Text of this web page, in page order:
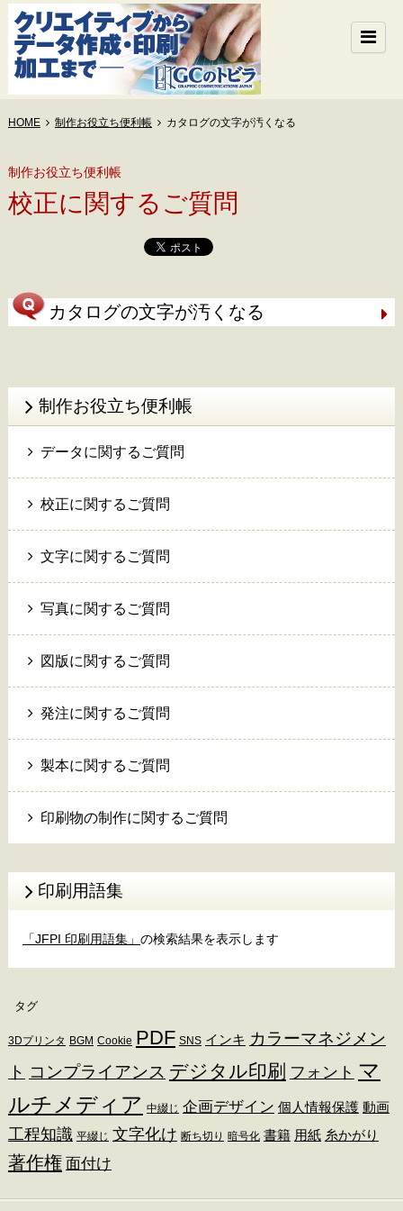
HOME 制作お役立ち便利帳 カタログの文字が汚くなる
制作お役立ち便利帳
校正に関するご質問
カタログの文字が汚くなる
制作お役立ち便利帳
データに関するご質問
校正に関するご質問
文字に関するご質問
写真に関するご質問
図版に関するご質問
発注に関するご質問
製本に関するご質問
印刷物の制作に関するご質問
印刷用語集
「JFPI 印刷用語集」 の検索結果を表示します
タグ
3Dプリンタ BGM Cookie PDF SNS インキ カラーマネジメン
ト コンプライアンス デジタル印刷 フォント マ
ルチメディア 中綴じ 企画デザイン 個人情報保護 動画
工程知識 平綴じ 文字化け 断ち切り 暗号化 書籍 用紙 糸かがり
著作権 面付け